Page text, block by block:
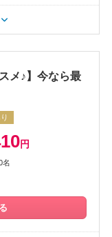
メ♪】今なら最
円
名